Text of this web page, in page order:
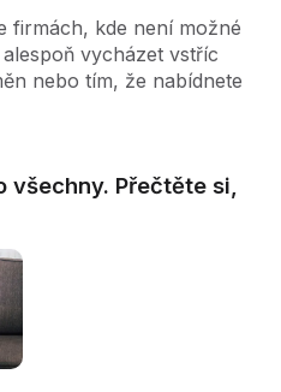
firmách, kde není možné
vycházet vstříc
nebo tím, že nabídnete
všechny. Přečtěte si,